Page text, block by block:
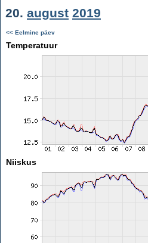
20. august 2019
<< Eelmine päev
Temperatuur
Niiskus